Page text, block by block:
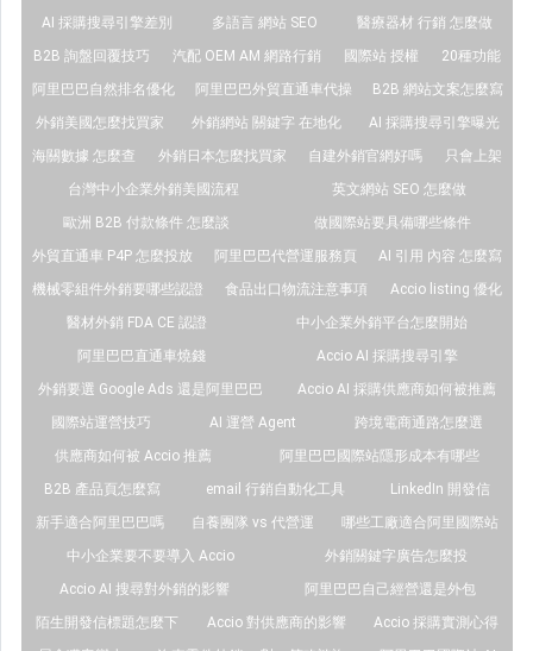
AI 採購搜尋引擎差別
多語言 網站 SEO
醫療器材 行銷 怎麼做
B2B 詢盤回覆技巧
汽配 OEM AM 網路行銷 國際站 授權
20種功能
阿里巴巴自然排名優化
阿里巴巴外貿直通車代操
B2B 網站文案怎麼寫
外銷美國怎麼找買家
外銷網站 關鍵字 在地化
AI 採購搜尋引擎曝光
海關數據 怎麼查
外銷日本怎麼找買家 自建外銷官網好嗎
只會上架
台灣中小企業外銷美國流程
英文網站 SEO 怎麼做
歐洲 B2B 付款條件 怎麼談
做國際站要具備哪些條件
外貿直通車 P4P 怎麼投放
阿里巴巴代營運服務頁
AI 引用 內容 怎麼寫
機械零組件外銷要哪些認證
食品出口物流注意事項
Accio listing 優化
醫材外銷 FDA CE 認證
中小企業外銷平台怎麼開始
阿里巴巴直通車燒錢
Accio AI 採購搜尋引擎
外銷要選 Google Ads 還是阿里巴巴
Accio AI 採購供應商如何被推薦
國際站運營技巧
AI 運營 Agent
跨境電商通路怎麼選
供應商如何被 Accio 推薦
阿里巴巴國際站隱形成本有哪些
B2B 產品頁怎麼寫
email 行銷自動化工具
LinkedIn 開發信
新手適合阿里巴巴嗎
自養團隊 vs 代營運
哪些工廠適合阿里國際站
中小企業要不要導入 Accio
外銷關鍵字廣告怎麼投
Accio AI 搜尋對外銷的影響
阿里巴巴自己經營還是外包
陌生開發信標題怎麼下
Accio 對供應商的影響
Accio 採購實測心得